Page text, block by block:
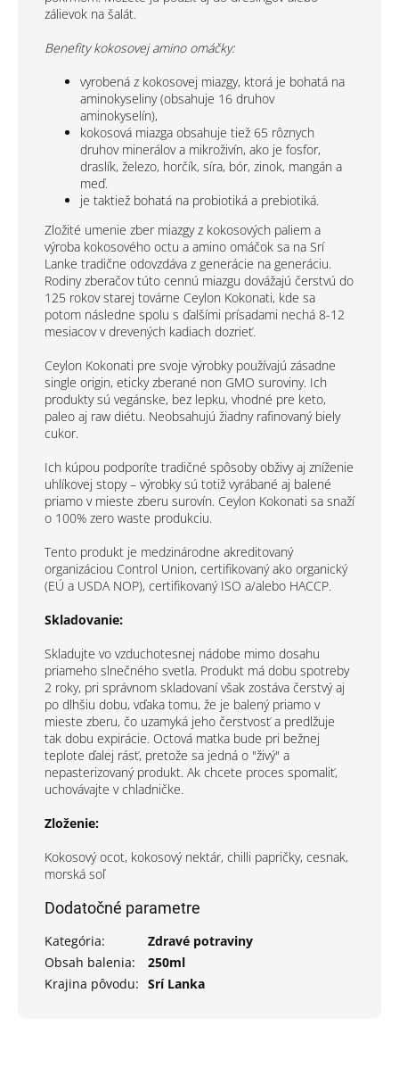
zálievok na šalát.
Benefity kokosovej amino omáčky:
vyrobená z kokosovej miazgy, ktorá je bohatá na
aminokyseliny (obsahuje 16 druhov
aminokyselín),
kokosová miazga obsahuje tiež 65 rôznych
druhov minerálov a mikroživín, ako je fosfor,
draslík, železo, horčík, síra, bór, zinok, mangán a
meď.
je taktiež bohatá na probiotiká a prebiotiká.
Zložité umenie zber miazgy z kokosových paliem a
výroba kokosového octu a amino omáčok sa na Srí
Lanke tradične odovzdáva z generácie na generáciu.
Rodiny zberačov túto cennú miazgu dovážajú čerstvú do
125 rokov starej továrne Ceylon Kokonati, kde sa
potom následne spolu s ďalšími prísadami nechá 8-12
mesiacov v drevených kadiach dozrieť.
Ceylon Kokonati pre svoje výrobky používajú zásadne
single origin, eticky zberané non GMO suroviny. Ich
produkty sú vegánske, bez lepku, vhodné pre keto,
paleo aj raw diétu. Neobsahujú žiadny rafinovaný biely
cukor.
Ich kúpou podporíte tradičné spôsoby obživy aj zníženie
uhlíkovej stopy – výrobky sú totiž vyrábané aj balené
priamo v mieste zberu surovín. Ceylon Kokonati sa snaží
o 100% zero waste produkciu.
Tento produkt je medzinárodne akreditovaný
organizáciou Control Union, certifikovaný ako organický
(EÚ a USDA NOP), certifikovaný ISO a/alebo HACCP.
Skladovanie:
Skladujte vo vzduchotesnej nádobe mimo dosahu
priameho slnečného svetla. Produkt má dobu spotreby
2 roky, pri správnom skladovaní však zostáva čerstvý aj
po dlhšiu dobu, vďaka tomu, že je balený priamo v
mieste zberu, čo uzamyká jeho čerstvosť a predlžuje
tak dobu expirácie. Octová matka bude pri bežnej
teplote ďalej rásť, pretože sa jedná o "živý" a
nepasterizovaný produkt. Ak chcete proces spomaliť,
uchovávajte v chladničke.
Zloženie:
Kokosový ocot, kokosový nektár, chilli papričky, cesnak,
morská soľ
Dodatočné parametre
Kategória:
Zdravé potraviny
Obsah balenia:
250ml
Krajina pôvodu: Srí Lanka